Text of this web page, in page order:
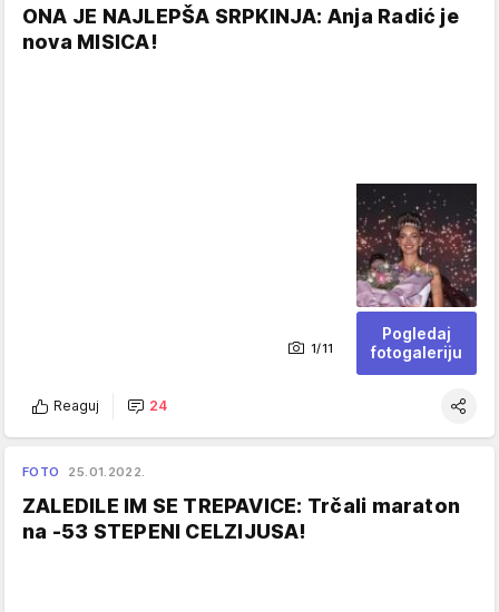
ONA JE NAJLEPŠA SRPKINJA: Anja Radić je
nova MISICA!
1/11
Pogledaj
fotogaleriju
Reaguj 24
FOTO 25.01.2022.
ZALEDILE IM SE TREPAVICE: Trčali maraton
na -53 STEPENI CELZIJUSA!